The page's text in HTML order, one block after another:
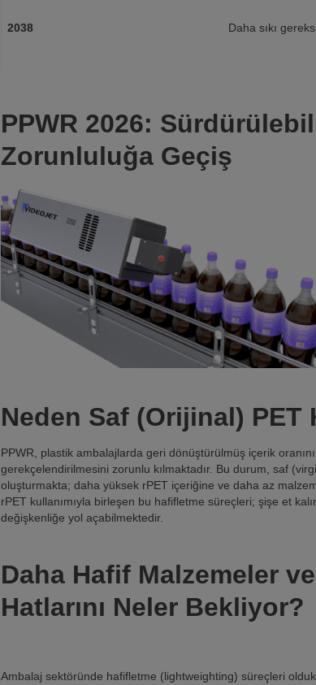
2038 Daha sıkı
PPWR 2026:
Zorunluluğa Geçiş
Neden Saf (Orijinal) PET
PPWR, plastik ambalajlarda geri dönüştürülmüş içerik
gerekçelendirilmesini zorunlu kılmaktadır. Bu durum, saf
oluşturmakta; daha yüksek rPET içeriğine ve daha az
rPET kullanımıyla birleşen bu hafifletme süreçleri; şişe et
değişkenliğe yol açabilmektedir.
Daha Hafif Malzemeler
Hatlarını Neler Bekliyor?
Ambalaj sektöründe hafifletme (lightweighting) süreçleri